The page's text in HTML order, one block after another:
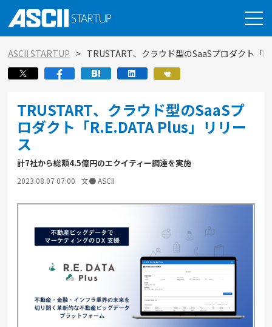
ASCII STARTUP TRUSTART、クラウド型のSaaSプロダクト「
TRUSTART、クラウド型のSaaSプ
ロダクト「R.E.DATA Plus」リリー
ス
計7社から総額4.5億円のエクイティー調達を実施
2023.08.07 07:00 文● ASCII